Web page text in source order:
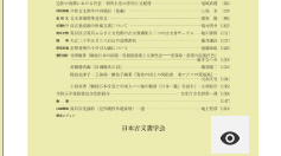
visibility